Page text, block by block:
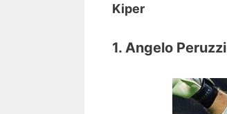
Kiper
1. Angelo Peruzzi